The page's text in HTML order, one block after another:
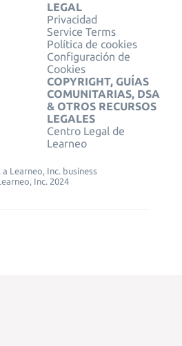
LEGAL
Privacidad
Service Terms
Política de cookies
Configuración de
Cookies
COPYRIGHT, GUÍAS
COMUNITARIAS, DSA
& OTROS RECURSOS
LEGALES
Centro Legal de
Learneo
Learneo, Inc. business
Inc. 2024